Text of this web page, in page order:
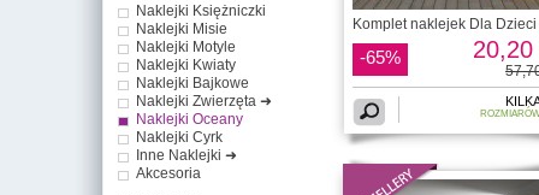
Naklejki Księżniczki
Naklejki Misie
Naklejki Motyle
Naklejki Kwiaty
Naklejki Bajkowe
Naklejki Zwierzęta ➜
Naklejki Oceany
Naklejki Cyrk
Inne Naklejki ➜
Akcesoria
Komplet naklejek Dla Dzieci
-65% 20,20